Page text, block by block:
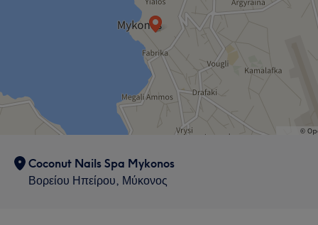
Coconut Nails Spa Mykonos
Βορείου Ηπείρου, Μύκονος